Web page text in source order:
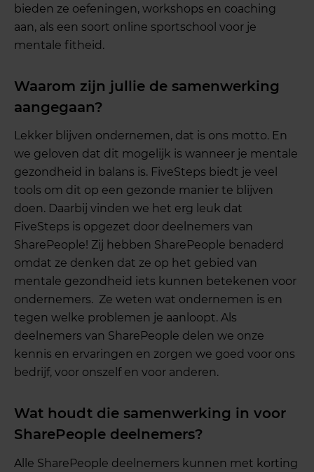
bieden ze oefeningen, workshops en coaching
aan, als een soort online sportschool voor je
mentale fitheid.
Waarom zijn jullie de samenwerking
aangegaan?
Lekker blijven ondernemen, dat is ons motto. En
we geloven dat dit mogelijk is wanneer je mentale
gezondheid in balans is. FiveSteps biedt je veel
tools om dit op een gezonde manier te blijven
doen. Daarbij vinden we het erg leuk dat
FiveSteps is opgezet door deelnemers van
SharePeople! Zij hebben SharePeople benaderd
omdat ze denken dat ze op het gebied van
mentale gezondheid iets kunnen betekenen voor
ondernemers. Ze weten wat ondernemen is en
tegen welke problemen je aanloopt. Als
deelnemers van SharePeople delen we onze
kennis en ervaringen en zorgen we goed voor ons
bedrijf, voor onszelf en voor anderen.
Wat houdt die samenwerking in voor
SharePeople deelnemers?
Alle SharePeople deelnemers kunnen met korting